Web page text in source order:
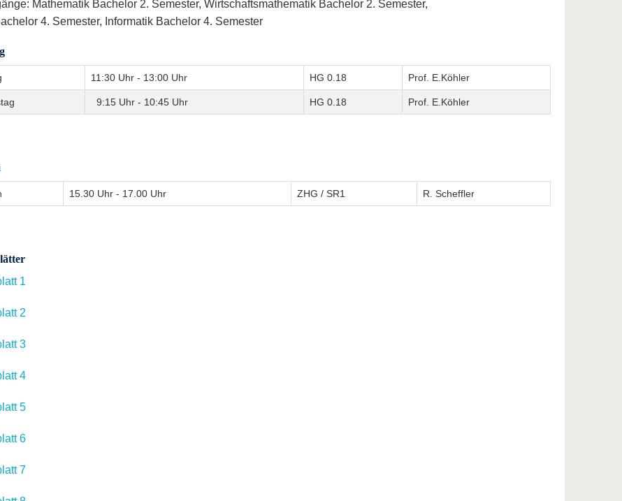
Mathematik Bachelor 2. Semester, Wirtschaftsmathematik Bachelor 2. Semester,
4. Semester, Informatik Bachelor 4. Semester
11:30 Uhr - 13:00 Uhr HG 0.18 Prof. E.Köhler
9:15 Uhr - 10:45 Uhr HG 0.18 Prof. E.Köhler
15.30 Uhr - 17.00 Uhr ZHG / SR1 R. Scheffler
1
2
3
4
5
6
7